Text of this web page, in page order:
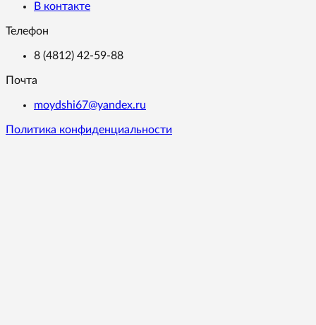
В контакте
Телефон
8 (4812) 42-59-88
Почта
moydshi67@yandex.ru
Политика конфиденциальности